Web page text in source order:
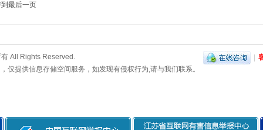
最后一页
|
All Rights Reserved.
仅提供信息存储空间服务，如发现有侵权行为,请与我们联系。